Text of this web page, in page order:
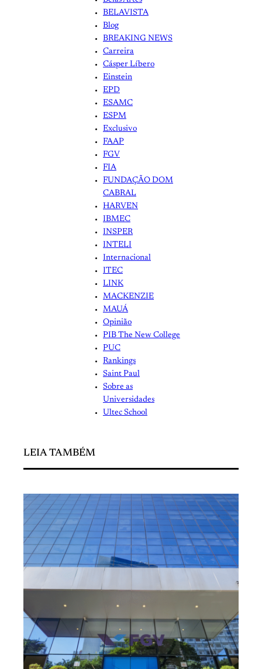
BELAVISTA
Blog
BREAKING NEWS
Carreira
Cásper Líbero
Einstein
EPD
ESAMC
ESPM
Exclusivo
FAAP
FGV
FIA
FUNDAÇÃO DOM
CABRAL
HARVEN
IBMEC
INSPER
INTELI
Internacional
ITEC
LINK
MACKENZIE
MAUÁ
Opinião
PIB The New College
PUC
Rankings
Saint Paul
Sobre as
Universidades
Ultec School
LEIA TAMBÉM